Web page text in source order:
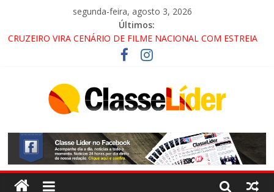
segunda-feira, agosto 3, 2026
Últimos:
CRUZEIRO VIRA CENÁRIO DE FILME NACIONAL COM ESTREIA
PROMOTOR DO GAECO
ACESSO À APARECIDA NA DUTRA SERÁ BLOQUEADO NO FIM
ALTERNATIVAS
LORENA, PINDAMONHANGABA E QUELUZ NA RETA FINAL
PELA FÁBRICA DA COCA-COLA!